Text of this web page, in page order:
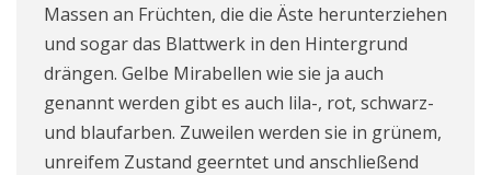
Massen an Früchten, die die Äste herunterziehen
und sogar das Blattwerk in den Hintergrund
drängen. Gelbe Mirabellen wie sie ja auch
genannt werden gibt es auch lila-, rot, schwarz-
und blaufarben. Zuweilen werden sie in grünem,
unreifem Zustand geerntet und anschließend